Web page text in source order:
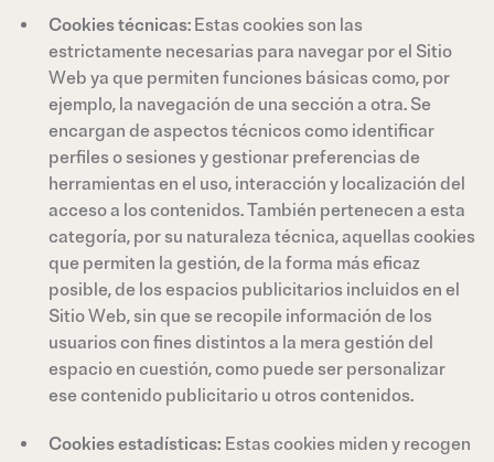
Cookies técnicas: Estas cookies son las
estrictamente necesarias para navegar por el Sitio
Web ya que permiten funciones básicas como, por
ejemplo, la navegación de una sección a otra. Se
encargan de aspectos técnicos como identificar
perfiles o sesiones y gestionar preferencias de
herramientas en el uso, interacción y localización del
acceso a los contenidos. También pertenecen a esta
categoría, por su naturaleza técnica, aquellas cookies
que permiten la gestión, de la forma más eficaz
posible, de los espacios publicitarios incluidos en el
Sitio Web, sin que se recopile información de los
usuarios con fines distintos a la mera gestión del
espacio en cuestión, como puede ser personalizar
ese contenido publicitario u otros contenidos.
Cookies estadísticas: Estas cookies miden y recogen